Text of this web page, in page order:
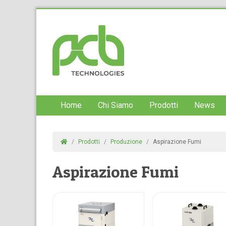
Home Chi Siamo Prodotti News
Prodotti Produzione Aspirazione Fumi
Aspirazione Fumi